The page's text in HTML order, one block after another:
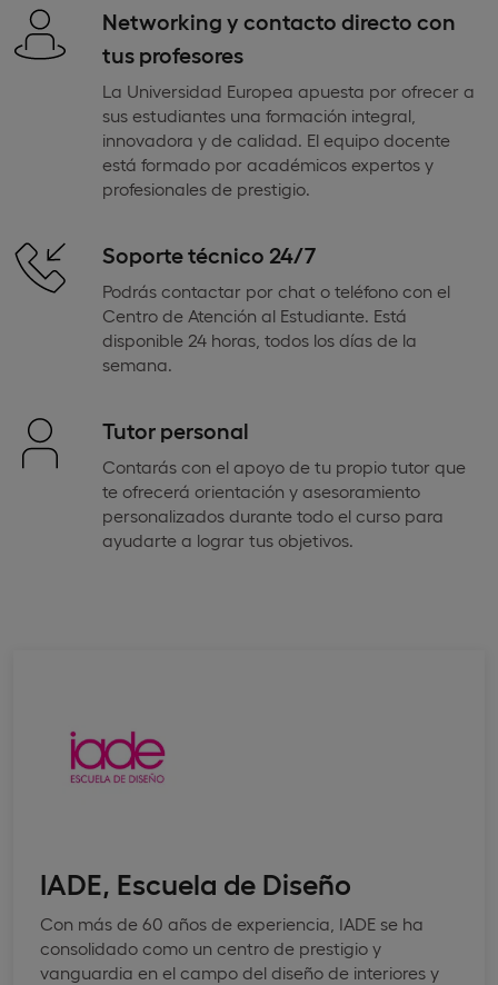
Networking y contacto directo con
tus profesores
La Universidad Europea apuesta por ofrecer a
sus estudiantes una formación integral,
innovadora y de calidad. El equipo docente
está formado por académicos expertos y
profesionales de prestigio.
Soporte técnico 24/7
Podrás contactar por chat o teléfono con el
Centro de Atención al Estudiante. Está
disponible 24 horas, todos los días de la
semana.
Tutor personal
Contarás con el apoyo de tu propio tutor que
te ofrecerá orientación y asesoramiento
personalizados durante todo el curso para
ayudarte a lograr tus objetivos.
IADE, Escuela de Diseño
Con más de 60 años de experiencia, IADE se ha
consolidado como un centro de prestigio y
vanguardia en el campo del diseño de interiores y